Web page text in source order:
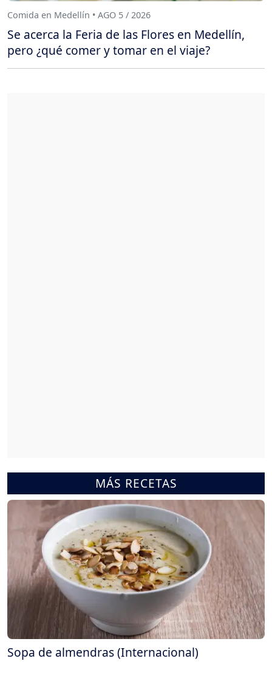
MÁS RECETAS
Sopa de almendras (Internacional)
Comida en Medellín • AGO 5 / 2026
Se acerca la Feria de las Flores en Medellín,
pero ¿qué comer y tomar en el viaje?